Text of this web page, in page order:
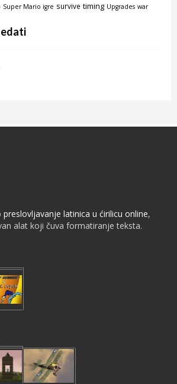
Super Mario igre survive timing Upgrades war
preslovljavanje latinica u ćirilicu online,
alat koji čuva formatiranje teksta.